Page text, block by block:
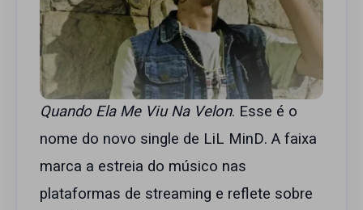
Quando Ela Me Viu Na Velon. Esse é o
nome do novo single de LiL MinD. A faixa
marca a estreia do músico nas
plataformas de streaming e reflete sobre